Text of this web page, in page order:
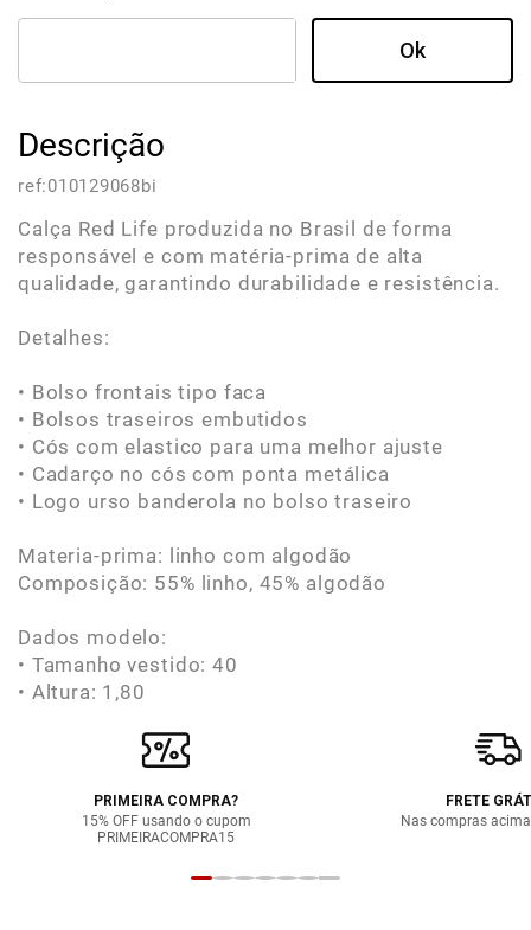
Descrição
ref:010129068bi
Calça Red Life produzida no Brasil de forma
responsável e com matéria-prima de alta
qualidade, garantindo durabilidade e resistência.
Detalhes:
• Bolso frontais tipo faca
• Bolsos traseiros embutidos
• Cós com elastico para uma melhor ajuste
• Cadarço no cós com ponta metálica
• Logo urso banderola no bolso traseiro
Materia-prima: linho com algodão
Composição: 55% linho, 45% algodão
Dados modelo:
• Tamanho vestido: 40
• Altura: 1,80
PRIMEIRA COMPRA?
15% OFF usando o cupom
PRIMEIRACOMPRA15
FRETE
Nas compras